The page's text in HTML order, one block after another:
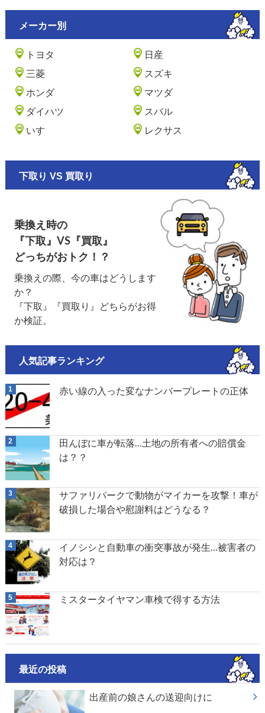
メーカー別
トヨタ
日産
三菱
スズキ
ホンダ
マツダ
ダイハツ
スバル
いすゞ
レクサス
下取り VS 買取り
乗換え時の
『下取』VS『買取』
どっちがおトク！？
乗換えの際、今の車はどうします
か？
『下取』『買取り』どちらがお得
か検証。
人気記事ランキング
赤い線の入った変なナンバープレートの正体
田んぼに車が転落…土地の所有者への賠償金
は？？
サファリパークで動物がマイカーを攻撃！車が
破損した場合や慰謝料はどうなる？
イノシシと自動車の衝突事故が発生…被害者の
対応は？
ミスタータイヤマン車検で得する方法
最近の投稿
出産前の娘さんの送迎向けに